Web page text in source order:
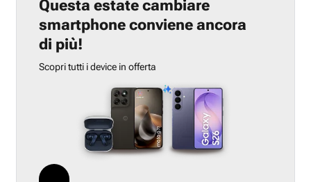
Questa estate cambiare
smartphone conviene ancora
di più!
Scopri tutti i device in offerta